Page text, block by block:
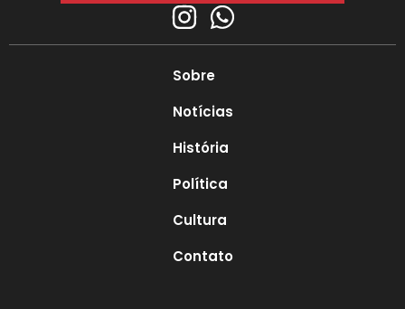
Sobre
Notícias
História
Política
Cultura
Contato